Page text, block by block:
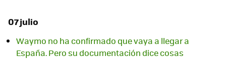
07 julio
Waymo no ha confirmado que vaya a llegar a
España. Pero su documentación dice cosas